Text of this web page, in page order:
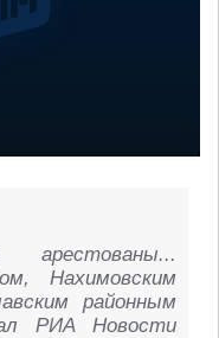
арестованы...
Нахимовским
районным
РИА Новости